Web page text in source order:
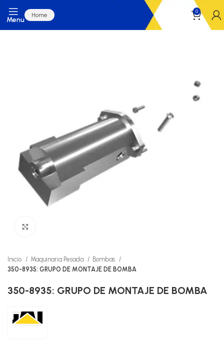
Menu
Home
0
Inicio Maquinaria Pesada
Bombas
350-8935: GRUPO DE MONTAJE DE BOMBA
350-8935: GRUPO DE MONTAJE DE BOMBA